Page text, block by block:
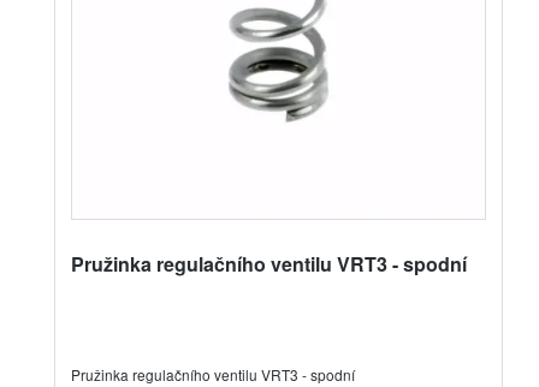
Pružinka regulačního ventilu VRT3 - spodní
Pružinka regulačního ventilu VRT3 - spodní